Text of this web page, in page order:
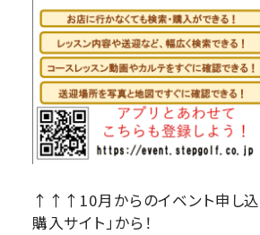
↑↑↑10月からのイベント申し込
購入サイト」から！